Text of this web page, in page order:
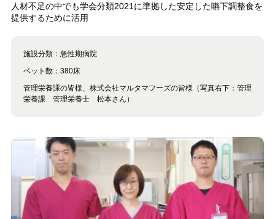
人材不足の中でも学会分類2021に準拠した安定した嚥下調整食を
提供するために活用
施設分類： 急性期病院
ベット数： 380床
管理栄養課の皆様、株式会社マルタマフーズの皆様（写真右下：管理
栄養課 管理栄養士 松本さん）